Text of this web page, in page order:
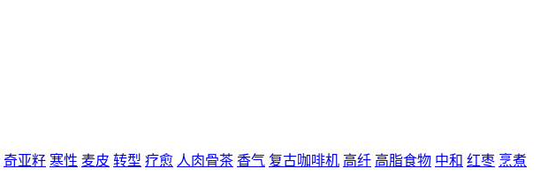
奇亚籽 寒性 麦皮 转型 疗愈 人肉骨茶 香气 复古咖啡机 高纤 高脂食物 中和 红枣 烹煮